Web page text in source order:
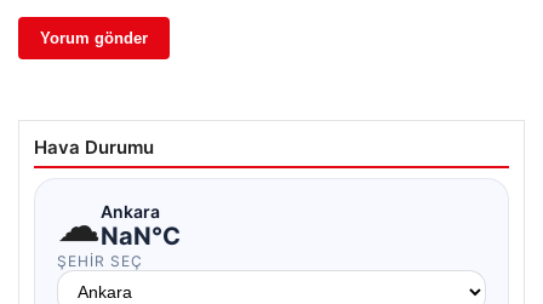
Hava Durumu
☁Ankara
NaN°C
ŞEHIR SEÇ